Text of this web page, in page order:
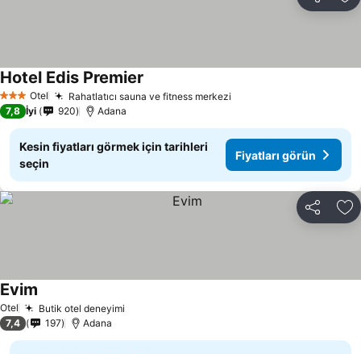
3 YıldızOtel Rahatlatıcı sauna ve fitness merkezi
Hotel Edis Premier
7,8 İyi 920 Adana
Kesin fiyatları görmek için tarihleri
seçin
Fiyatları görün
Paylaş
Otel Butik otel deneyimi
Evim
7,4 197 Adana